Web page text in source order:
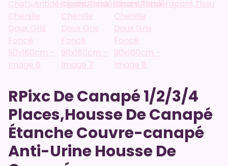
RPixc De Canapé 1/2/3/4
Places,Housse De Canapé
Étanche Couvre-canapé
Anti-Urine Housse De